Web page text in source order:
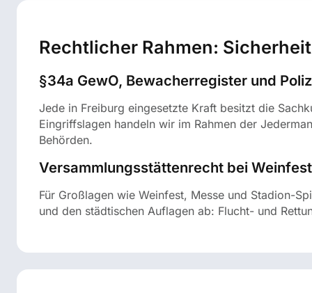
Rechtlicher Rahmen:
§34a GewO, Bewacherregister und
Jede in Freiburg eingesetzte Kraft besitzt die
Eingriffslagen handeln wir im Rahmen der
Behörden.
Versammlungsstättenrecht bei
Für Großlagen wie Weinfest, Messe und Stadion-
und den städtischen Auflagen ab: Flucht- und